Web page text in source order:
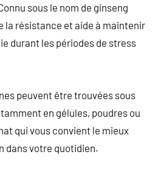
sous le nom de ginseng
la résistance et aide à maintenir
durant les périodes de stress
peuvent être trouvées sous
en gélules, poudres ou
qui vous convient le mieux
dans votre quotidien.